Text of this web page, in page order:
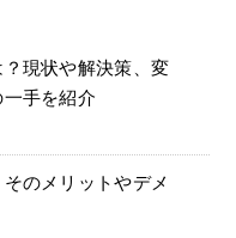
現状や解決策、変
手を紹介
のメリットやデメ